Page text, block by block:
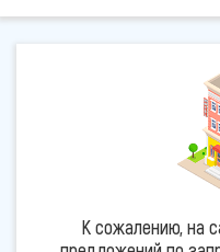
К сожалению, на